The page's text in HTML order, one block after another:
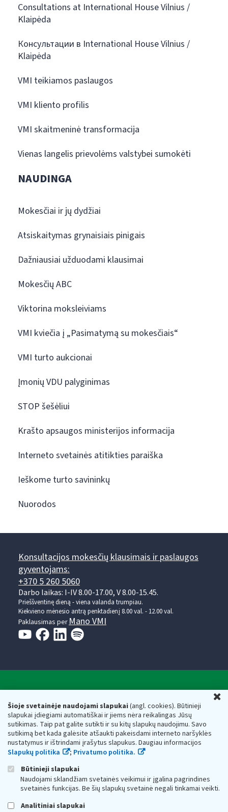
Šioje svetainėje naudojami slapukai(angl. cookies). Būtinieji
slapukai įdiegiami automatiškai ir jiems nėra reikalingas Jūsų
sutikimas. Taip pat galite sutikti ir su kitų slapukų naudojimu. Savo
sutikimą bet kada galėsite atšaukti pakeisdami interneto naršyklės
nustatymus ir ištrindami įrašytus slapukus. Daugiau informacijos
Slapukų politika
; Privatumo politika.
Būtinieji slapukai
Naudojami sklandžiam svetainės veikimui ir įgalina pagrindines
svetainės funkcijas. Be šių slapukų svetainė negali tinkamai veikti.
Analitiniai slapukai
Consultations at International House Vilnius /
Klaipėda
Консультации в International House Vilnius /
Klaipėda
VMI teikiamos paslaugos
VMI kliento profilis
VMI skaitmeninė transformacija
Vienas langelis prievolėms valstybei sumokėti
NAUDINGA
Mokesčiai ir jų dydžiai
Atsiskaitymas grynaisiais pinigais
Dažniausiai užduodami klausimai
Mokesčių ABC
Viktorina moksleiviams
VMI kviečia į „Pasimatymą su mokesčiais“
VMI turto aukcionai
Įmonių VDU palyginimas
STOP šešėliui
Krašto apsaugos ministerijos informacija
Interneto svetainės atitikties paraiška
Ieškome turto savininkų
Nuorodos
Konsultacijos mokesčių klausimais ir paslaugos
gyventojams:
+370 5 260 5060
Darbo laikas: I-IV 8.00-17.00, V 8.00-15.45.
Prieššventinę dieną - viena valanda trumpiau.
Kiekvieno mėnesio antrą penktadienį 8.00 val. - 12.00 val.
Paklausimas per Mano VMI
Respublikos finansų ministerijos
Biudžetinė įstaiga. Juridinio asmens kodas — 188659752,
adresas: Vasario 16-osios g. 14, 01107 Vilnius, Lietuva, el.paštas:
vmi@vmi.lt, E. pristatymo dėžutės adresas 188659752
Duomenys apie Valstybinę mokesčių inspekciją prie Lietuvos
Respublikos finansų ministerijos kaupiami ir saugomi Juridinių